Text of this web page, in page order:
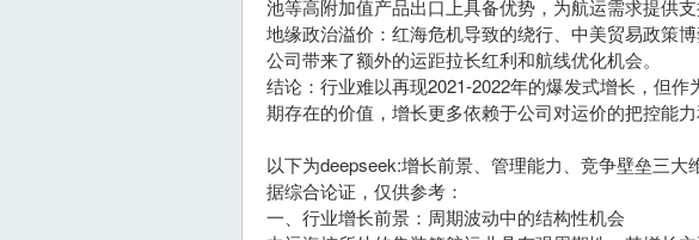
池等高附加值产品出口上具备优势，为航运需求提供支
地缘政治溢价：红海危机导致的绕行、中美贸易政策
公司带来了额外的运距拉长红利和航线优化机会。
结论：行业难以再现2021-2022年的爆发式增长，但作
期存在的价值，增长更多依赖于公司对运价的把控能
以下为deepseek:增长前景、管理能力、竞争壁垒三
据综合论证，仅供参考：
一、行业增长前景：周期波动中的结构性机会